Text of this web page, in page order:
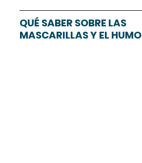
QUÉ SABER SOBRE LAS
MASCARILLAS Y EL HUMO